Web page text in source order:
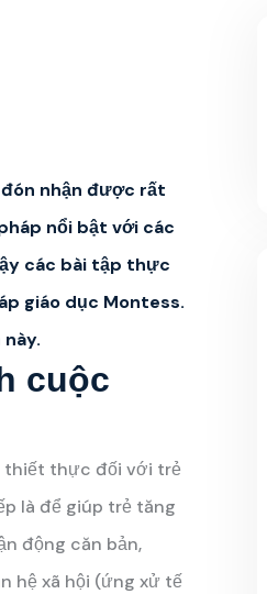
nhận được rất
nổi bật với các
các bài tập thực
giáo dục Montess.
cuộc
thiết thực đối với trẻ
là để giúp trẻ tăng
động căn bản,
hệ xã hội (ứng xử tế